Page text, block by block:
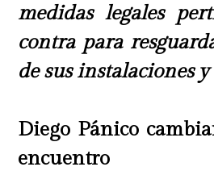
medidas legales
contra para
de sus instalaciones
Diego Pánico
encuentro